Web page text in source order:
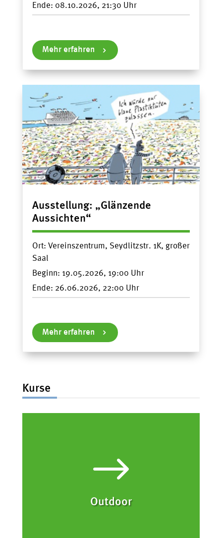
Ende: 08.10.2026, 21:30
Mehr erfahren
Ausstellung: „Glänzende
Aussichten“
Ort: Vereinszentrum, Seydlitzstr. 1K, großer
Saal
Beginn: 19.05.2026, 19:00
Ende: 26.06.2026, 22:00
Mehr erfahren
Kurse
$
Outdoor